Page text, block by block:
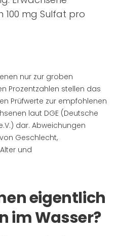
100 mg Sulfat pro
nur zur groben
Prozentzahlen stellen das
Prüfwerte zur empfohlenen
laut DGE (Deutsche
dar. Abweichungen
Geschlecht,
und
eigentlich
im Wasser?